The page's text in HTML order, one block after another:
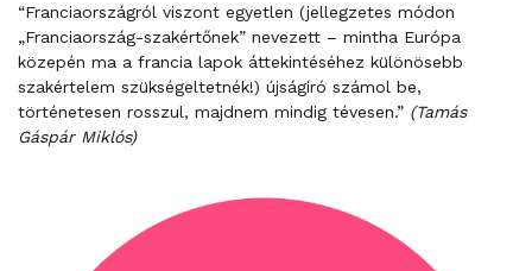
“Franciaországról viszont egyetlen (jellegzetes módon
„Franciaország-szakértőnek” nevezett – mintha Európa
közepén ma a francia lapok áttekintéséhez különösebb
szakértelem szükségeltetnék!) újságíró számol be,
történetesen rosszul, majdnem mindig tévesen.” (Tamás
Gáspár Miklós)